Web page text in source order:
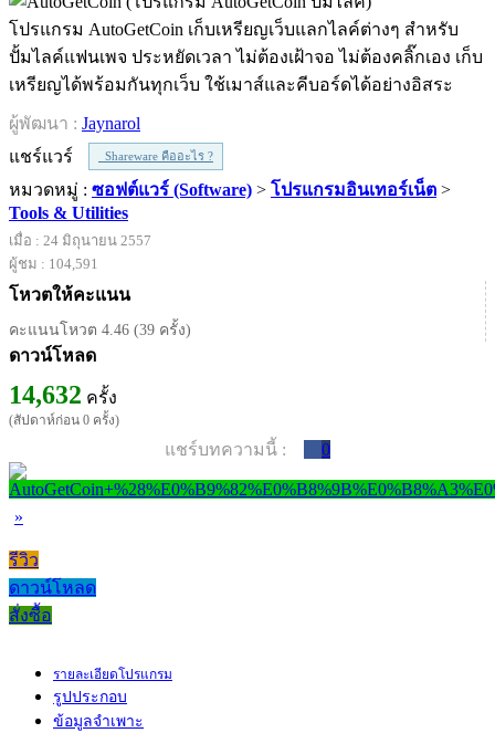
โปรแกรม AutoGetCoin เก็บเหรียญเว็บแลกไลค์ต่างๆ สำหรับ
ปั้มไลค์แฟนเพจ ประหยัดเวลา ไม่ต้องเฝ้าจอ ไม่ต้องคลิ๊กเอง เก็บ
เหรียญได้พร้อมกันทุกเว็บ ใช้เมาส์และคีบอร์ดได้อย่างอิสระ
ผู้พัฒนา : Jaynarol
แชร์แวร์
Shareware คืออะไร ?
หมวดหมู่ : ซอฟต์แวร์ (Software) > โปรแกรมอินเทอร์เน็ต >
Tools & Utilities
เมื่อ : 24 มิถุนายน 2557
ผู้ชม : 104,591
โหวตให้คะแนน
คะแนนโหวต 4.46 (39 ครั้ง)
ดาวน์โหลด
14,632 ครั้ง
(สัปดาห์ก่อน 0 ครั้ง)
แชร์บทความนี้ : 0
»
รีวิว
ดาวน์โหลด
สั่งซื้อ
รายละเอียดโปรแกรม
รูปประกอบ
ข้อมูลจำเพาะ